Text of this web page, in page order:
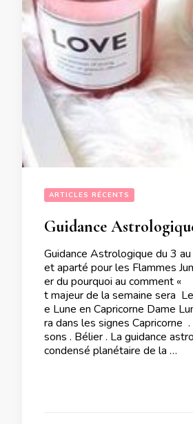
ARTICLES RÉCENTS
Guidance Astrologique du 3
et aparté pour les Flammes
er du pourquoi au comment
t majeur de la semaine sera
e Lune en Capricorne Dame
ra dans les signes Capricorne
sons . Bélier . La guidance
condensé planétaire de la …